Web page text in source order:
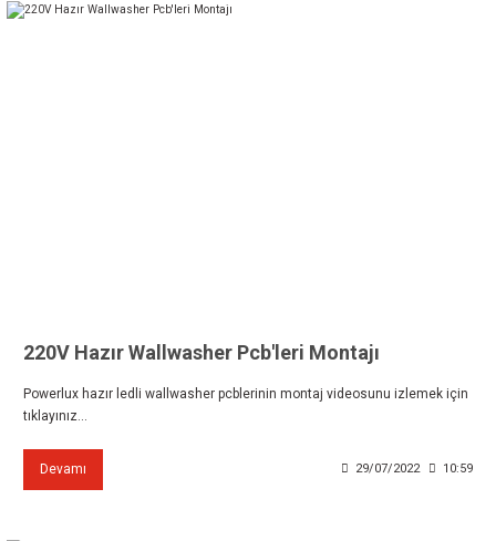
220V Hazır Wallwasher Pcb'leri Montajı
Powerlux hazır ledli wallwasher pcblerinin montaj videosunu izlemek için
tıklayınız...
Devamı 29/07/2022 10:59